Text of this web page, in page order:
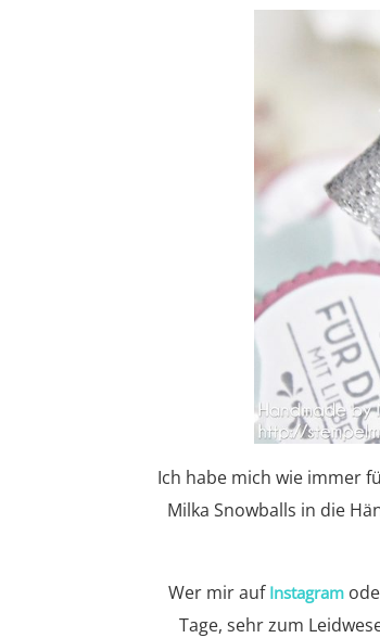
Ich habe mich wie immer
Milka Snowballs in die
Wer mir auf Instagram
Tage, sehr zum